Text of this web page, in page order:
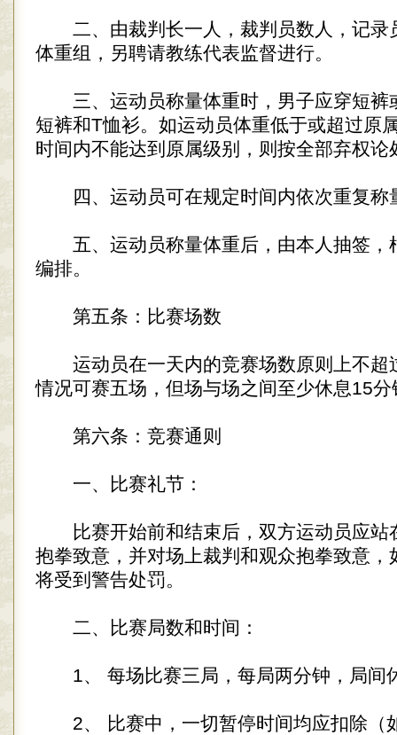
二、由裁判长一人，裁判员数人，记录
体重组，另聘请教练代表监督进行。
三、运动员称量体重时，男子应穿短裤
短裤和T恤衫。如运动员体重低于或超过原
时间内不能达到原属级别，则按全部弃权论
四、运动员可在规定时间内依次重复称
五、运动员称量体重后，由本人抽签，
编排。
第五条：比赛场数
运动员在一天内的竞赛场数原则上不超
情况可赛五场，但场与场之间至少休息15分
第六条：竞赛通则
一、比赛礼节：
比赛开始前和结束后，双方运动员应站
抱拳致意，并对场上裁判和观众抱拳致意，
将受到警告处罚。
二、比赛局数和时间：
1、 每场比赛三局，每局两分钟，局间
2、 比赛中，一切暂停时间均应扣除（